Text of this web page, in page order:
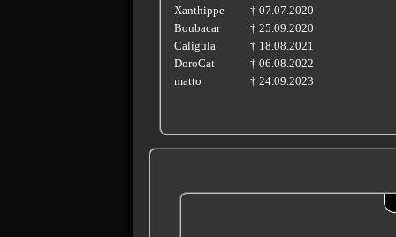
Xanthippe
† 07.07.2020
Boubacar
† 25.09.2020
Caligula
† 18.08.2021
DoroCat
† 06.08.2022
matto
† 24.09.2023